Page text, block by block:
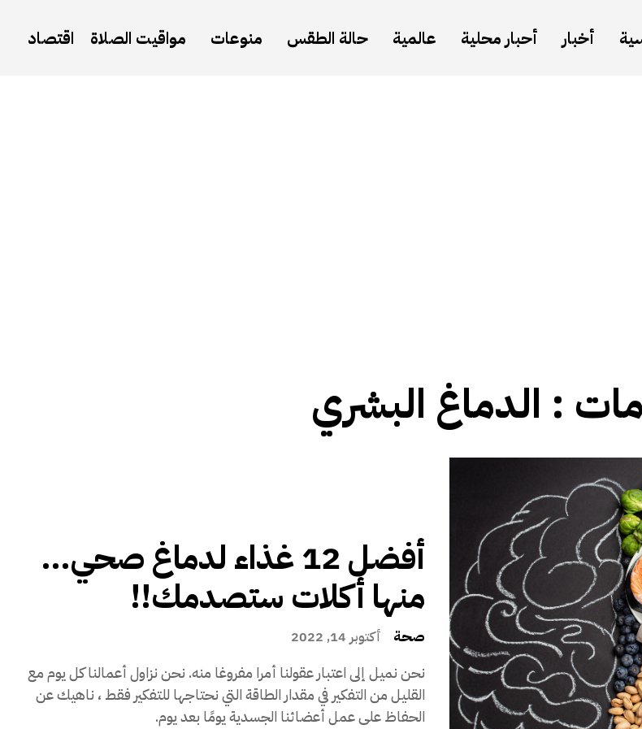
أخبار أحبار محلية عالمية حالة الطقس منوعات مواقيت الصلاة اقتصاد
: الدماغ البشري
أفضل 12 غذاء لدماغ صحي…
منها أكلات ستصدمك!!
صحة أكتوبر 14, 2022
نحن نميل إلى اعتبار عقولنا أمرا مفروغا منه. نحن نزاول أعمالنا كل يوم مع
القليل من التفكير في مقدار الطاقة التي نحتاجها للتفكير فقط ، ناهيك عن
الحفاظ على عمل أعضائنا الجسدية يومًا بعد يوم.